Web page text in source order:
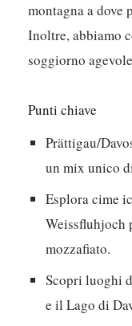
montagna a dove
Inoltre, abbiamo
soggiorno
Punti chiave
Prättigau/
un mix unico
Esplora cime
Weissfluhjoch
mozzafiato.
Scopri luoghi
e il Lago di